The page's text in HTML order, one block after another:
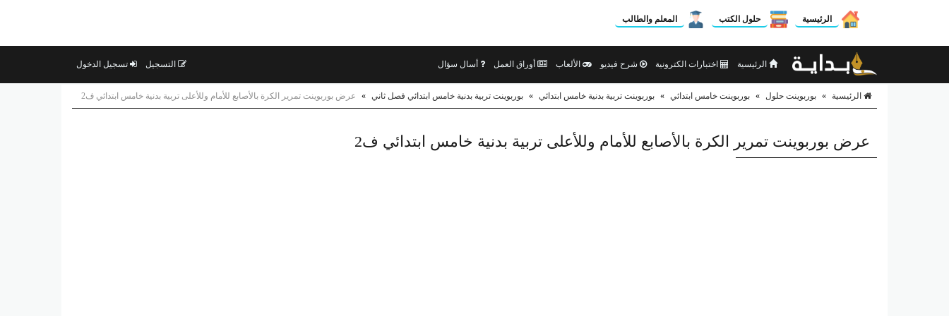
الرئيسية حلول الكتب المعلم والطالب
الرئيسية اختبارات الكترونية شرح فيديو الألعاب أوراق العمل أسال سؤال التسجيل تسجيل الدخول
الرئيسية » بوربوينت حلول » بوربوينت خامس ابتدائي » بوربوينت تربية بدنية خامس ابتدائي » بوربوينت تربية بدنية خامس ابتدائي فصل ثاني » عرض بوربوينت تمرير الكرة بالأصابع للأمام وللأعلى تربية بدنية خامس ابتدائي ف2
عرض بوربوينت تمرير الكرة بالأصابع للأمام وللأعلى تربية بدنية خامس ابتدائي ف2